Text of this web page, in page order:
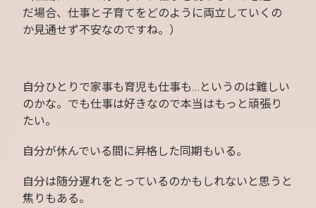
だ場合、仕事と子育てをどのように両立していくの
か見通せず不安なのですね。）
自分ひとりで家事も育児も仕事も…というのは難しい
のかな。でも仕事は好きなので本当はもっと頑張り
たい。
自分が休んでいる間に昇格した同期もいる。
自分は随分遅れをとっているのかもしれないと思うと
焦りもある。